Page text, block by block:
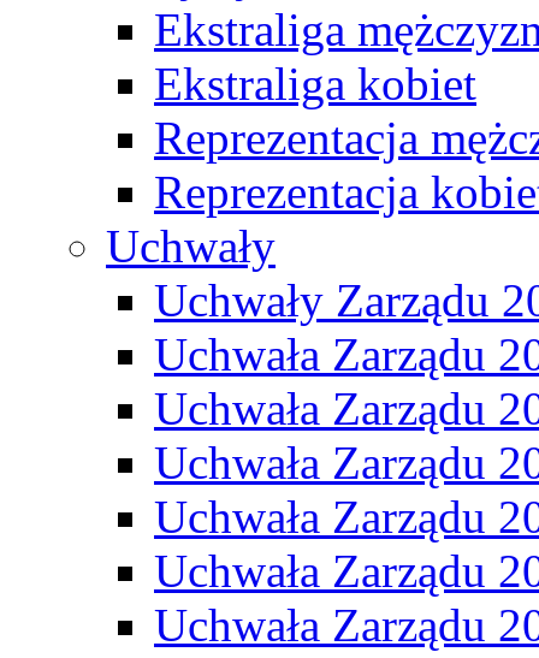
Ekstraliga
Ekstraliga kobiet
Reprezentacja
Reprezentacja
Uchwały
Uchwały Zarządu
Uchwała Zarządu
Uchwała Zarządu
Uchwała Zarządu
Uchwała Zarządu
Uchwała Zarządu
Uchwała Zarządu